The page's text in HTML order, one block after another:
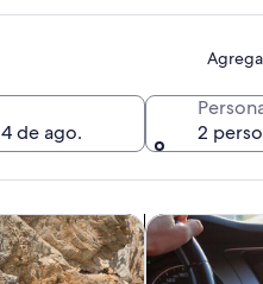
de ago.
2
en una nueva pestaña
un díaSe abrirá en una nueva
acuáticasSe abrirá
Cultura e